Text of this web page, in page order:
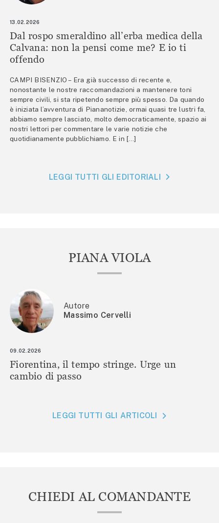
13.02.2026
Dal rospo smeraldino all’erba medica della
Calvana: non la pensi come me? E io ti
offendo
CAMPI BISENZIO – Era già successo di recente e,
nonostante le nostre raccomandazioni a mantenere toni
sempre civili, si sta ripetendo sempre più spesso. Da quando
è iniziata l’avventura di Piananotizie, ormai quasi tre lustri fa,
abbiamo sempre lasciato, molto democraticamente, spazio ai
nostri lettori per commentare le varie notizie che
quotidianamente pubblichiamo. E in […]
LEGGI TUTTI GLI EDITORIALI
PIANA VIOLA
Autore
Massimo Cervelli
09.02.2026
Fiorentina, il tempo stringe. Urge un
cambio di passo
LEGGI TUTTI GLI ARTICOLI
CHIEDI AL COMANDANTE